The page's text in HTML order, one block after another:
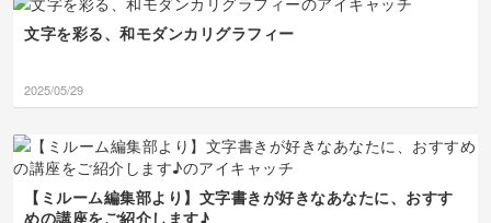
文字を彩る、和モダンカリグラフィー
2025/05/29
【ミルーム編集部より】文字書きが好きなあなたに、おすす
めの講座をご紹介します♪